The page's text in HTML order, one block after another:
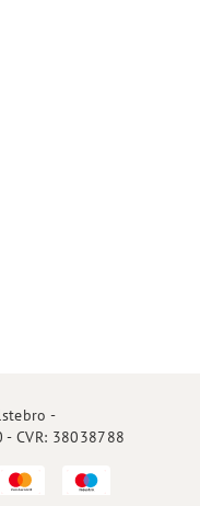
-
CVR: 38038788